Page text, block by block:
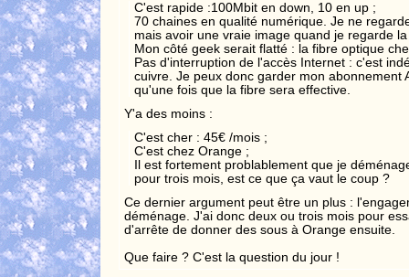
C'est rapide :100Mbit en down, 10 en up ;
70 chaines en qualité numérique. Je ne
mais avoir une vraie image quand je regarde
Mon côté geek serait flatté : la fibre optique
Pas d'interruption de l'accès Internet : c'est
cuivre. Je peux donc garder mon abonnement
qu'une fois que la fibre sera effective.
Y'a des moins :
C'est cher : 45€ /mois ;
C'est chez Orange ;
Il est fortement problablement que je
pour trois mois, est ce que ça vaut le coup ?
Ce dernier argument peut être un plus :
déménage. J'ai donc deux ou trois mois pour
d'arrête de donner des sous à Orange ensuite.
Que faire ? C'est la question du jour !